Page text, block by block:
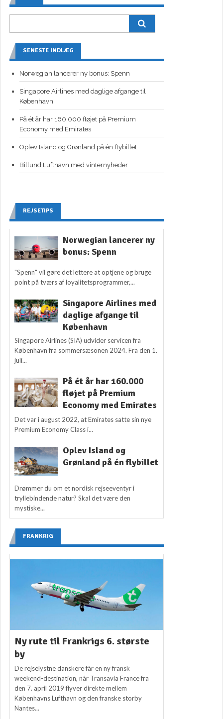
SENESTE INDLÆG
Norwegian lancerer ny bonus: Spenn
Singapore Airlines med daglige afgange til
København
På ét år har 160.000 fløjet på Premium
Economy med Emirates
Oplev Island og Grønland på én flybillet
Billund Lufthavn med vinternyheder
REJSETIPS
Norwegian lancerer ny
bonus: Spenn
"Spenn" vil gøre det lettere at optjene og bruge
point på tværs af loyalitetsprogrammer,...
Singapore Airlines med
daglige afgange til
København
Singapore Airlines (SIA) udvider servicen fra
København fra sommersæsonen 2024. Fra den 1.
juli...
På ét år har 160.000
fløjet på Premium
Economy med Emirates
Det var i august 2022, at Emirates satte sin nye
Premium Economy Class i...
Oplev Island og
Grønland på én flybillet
Drømmer du om et nordisk rejseeventyr i
tryllebindende natur? Skal det være den
mystiske...
FRANKRIG
Ny rute til Frankrigs 6. største
by
De rejselystne danskere får en ny fransk
weekend-destination, når Transavia France fra
den 7. april 2019 flyver direkte mellem
Københavns Lufthavn og den franske storby
Nantes...